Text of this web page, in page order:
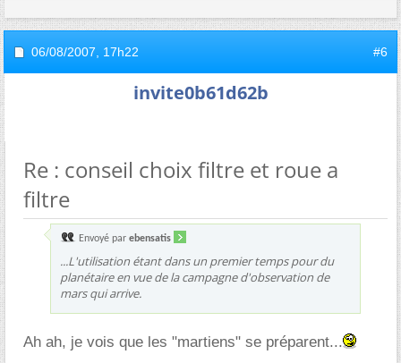
06/08/2007, 17h22 #6
invite0b61d62b
Re : conseil choix filtre et roue a
filtre
Envoyé par ebensatis
...L'utilisation étant dans un premier temps pour du
planétaire en vue de la campagne d'observation de
mars qui arrive.
Ah ah, je vois que les "martiens" se préparent...